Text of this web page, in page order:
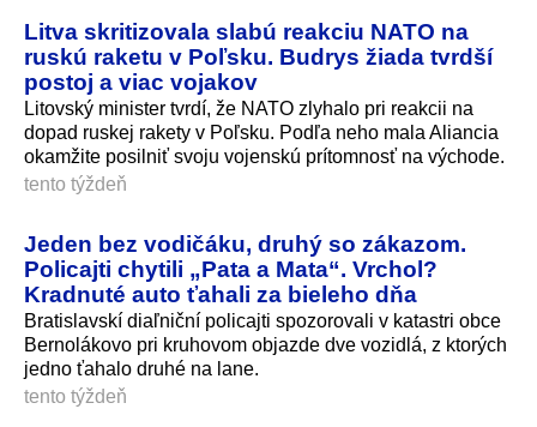
Litva skritizovala slabú reakciu NATO na
ruskú raketu v Poľsku. Budrys žiada tvrdší
postoj a viac vojakov
Litovský minister tvrdí, že NATO zlyhalo pri reakcii na
dopad ruskej rakety v Poľsku. Podľa neho mala Aliancia
okamžite posilniť svoju vojenskú prítomnosť na východe.
tento týždeň
Jeden bez vodičáku, druhý so zákazom.
Policajti chytili „Pata a Mata“. Vrchol?
Kradnuté auto ťahali za bieleho dňa
Bratislavskí diaľniční policajti spozorovali v katastri obce
Bernolákovo pri kruhovom objazde dve vozidlá, z ktorých
jedno ťahalo druhé na lane.
tento týždeň